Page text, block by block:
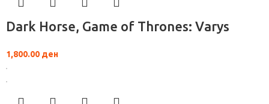
Dark Horse, Game of Thrones: Varys
1,800.00 ден